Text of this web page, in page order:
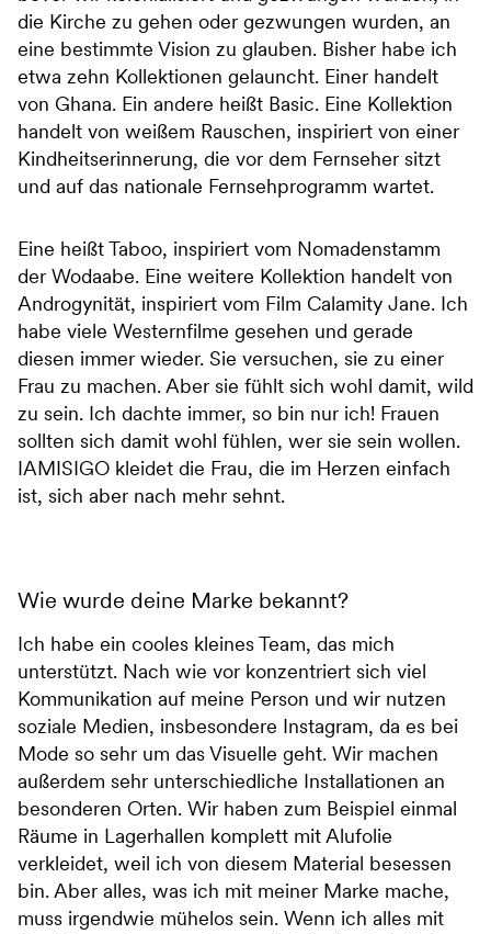
die Kirche zu gehen oder gezwungen wurden, an
eine bestimmte Vision zu glauben. Bisher habe ich
etwa zehn Kollektionen gelauncht. Einer handelt
von Ghana. Ein andere heißt Basic. Eine Kollektion
handelt von weißem Rauschen, inspiriert von einer
Kindheitserinnerung, die vor dem Fernseher sitzt
und auf das nationale Fernsehprogramm wartet.
Eine heißt Taboo, inspiriert vom Nomadenstamm
der Wodaabe. Eine weitere Kollektion handelt von
Androgynität, inspiriert vom Film Calamity Jane. Ich
habe viele Westernfilme gesehen und gerade
diesen immer wieder. Sie versuchen, sie zu einer
Frau zu machen. Aber sie fühlt sich wohl damit, wild
zu sein. Ich dachte immer, so bin nur ich! Frauen
sollten sich damit wohl fühlen, wer sie sein wollen.
IAMISIGO kleidet die Frau, die im Herzen einfach
ist, sich aber nach mehr sehnt.
Wie wurde deine Marke bekannt?
Ich habe ein cooles kleines Team, das mich
unterstützt. Nach wie vor konzentriert sich viel
Kommunikation auf meine Person und wir nutzen
soziale Medien, insbesondere Instagram, da es bei
Mode so sehr um das Visuelle geht. Wir machen
außerdem sehr unterschiedliche Installationen an
besonderen Orten. Wir haben zum Beispiel einmal
Räume in Lagerhallen komplett mit Alufolie
verkleidet, weil ich von diesem Material besessen
bin. Aber alles, was ich mit meiner Marke mache,
muss irgendwie mühelos sein. Wenn ich alles mit